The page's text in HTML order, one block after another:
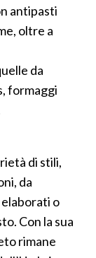
antipasti
oltre a
da
formaggi
di stili,
da
o
Con la sua
rimane